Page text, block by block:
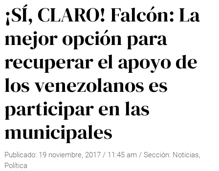
¡SÍ, CLARO! Falcón: La
mejor opción para
recuperar el apoyo de
los venezolanos es
participar en las
municipales
Publicado: 19 noviembre, 2017/ 11:45 am / Sección: Noticias,
Política